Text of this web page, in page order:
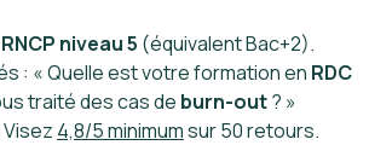
RNCP niveau 5 (équivalent Bac+2).
: « Quelle est votre formation en RDC
traité des cas de burn-out? »
4,8/5 minimumsur 50 retours.